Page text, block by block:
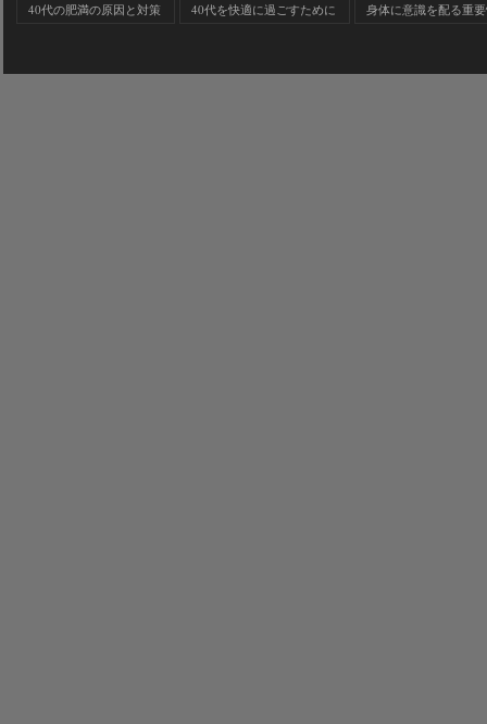
40代の肥満の原因と対策 40代を快適に過ごすために 身体に意識を配る重